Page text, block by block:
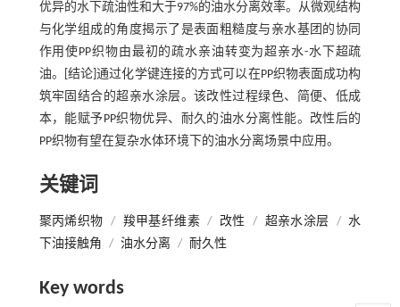
优异的水下疏油性和大于97%的油水分离效率。从微观结构
与化学组成的角度揭示了是表面粗糙度与亲水基团的协同
作用使PP织物由最初的疏水亲油转变为超亲水-水下超疏
油。[结论]通过化学键连接的方式可以在PP织物表面成功构
筑牢固结合的超亲水涂层。该改性过程绿色、简便、低成
本，能赋予PP织物优异、耐久的油水分离性能。改性后的
PP织物有望在复杂水体环境下的油水分离场景中应用。
关键词
聚丙烯织物 / 羧甲基纤维素 / 改性 / 超亲水涂层 / 水
下油接触角 / 油水分离 / 耐久性
Key words